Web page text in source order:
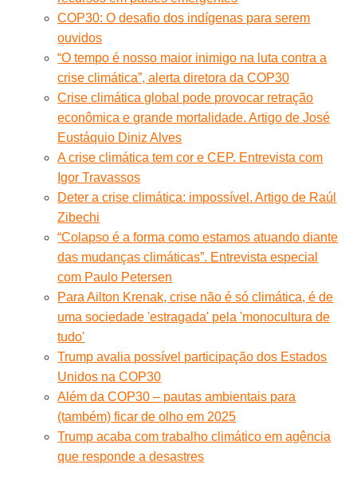
COP30: O desafio dos indígenas para serem
ouvidos
“O tempo é nosso maior inimigo na luta contra a
crise climática”, alerta diretora da COP30
Crise climática global pode provocar retração
econômica e grande mortalidade. Artigo de José
Eustáquio Diniz Alves
A crise climática tem cor e CEP. Entrevista com
Igor Travassos
Deter a crise climática: impossível. Artigo de Raúl
Zibechi
“Colapso é a forma como estamos atuando diante
das mudanças climáticas”. Entrevista especial
com Paulo Petersen
Para Ailton Krenak, crise não é só climática, é de
uma sociedade 'estragada' pela 'monocultura de
tudo'
Trump avalia possível participação dos Estados
Unidos na COP30
Além da COP30 – pautas ambientais para
(também) ficar de olho em 2025
Trump acaba com trabalho climático em agência
que responde a desastres